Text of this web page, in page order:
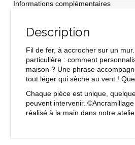
Informations complémentaires
Description
Fil de fer, à accrocher sur un
particulière : comment
maison ? Une phrase
tout léger qui sèche au vent !
Chaque pièce est unique,
peuvent intervenir.
réalisé à la main dans notre